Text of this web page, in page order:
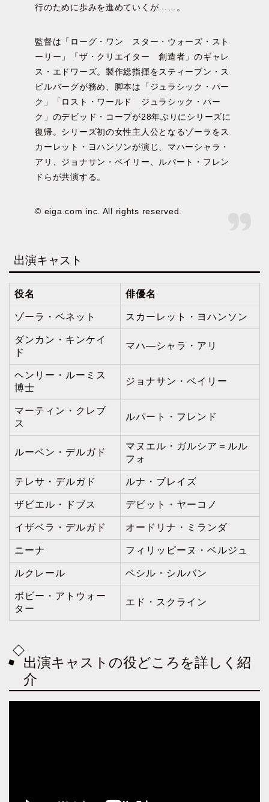
行のために歩みを進めていくが……。
監督は「ローグ・ワン スター・ウォーズ・スト
ーリー」「ザ・クリエイター 創造者」のギャレ
ス・エドワーズ。製作総指揮をスティーブン・ス
ピルバーグが務め、脚本は「ジュラシック・パー
ク」「ロスト・ワールド ジュラシック・パー
ク」のデビッド・コープが28年ぶりにシリーズに
復帰。シリーズ初の女性主人公となるゾーラをス
カーレット・ヨハンソンが演じ、マハーシャラ・
アリ、ジョナサン・ベイリー、ルパート・フレン
ドらが共演する。
© eiga.com inc. All rights reserved.
出演キャスト
役名 俳優名
ゾーラ・ベネット スカーレット・ヨハンソン
ダンカン・キンケイ
ド
マハ―シャラ・アリ
ヘンリー・ルーミス
博士
ジョナサン・ベイリー
マーティン・クレブ
ス
ルパート・フレンド
ルーベン・デルガド
マヌエル・ガルシア＝ルル
フォ
テレサ・デルガド ルナ・ブレイズ
ザビエル・ドブス デビット・ヤーコノ
イザベラ・デルガド オードリナ・ミランダ
ニーナ フィリッピーヌ・ベルジュ
ルクレール ベシル・シルバン
ボビー・アトウォー
ター
エド・スクライン
出演キャストの役どころを詳しく紹
介